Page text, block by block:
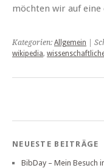
möchten wir auf
Kategorien: Allgemein |
wikipedia,
NEUESTE BEITRÄGE
BibDay – Mein Besuch